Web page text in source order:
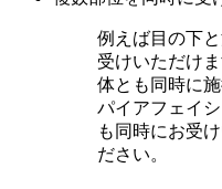
例えば目の下
受けいただけ
体とも同時に
パイアフェイ
も同時にお受
ださい。